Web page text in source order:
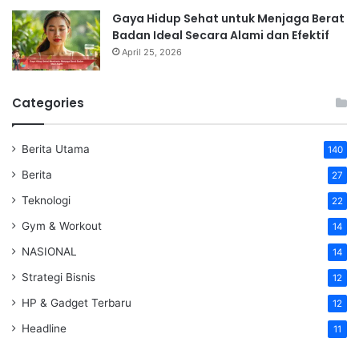
Gaya Hidup Sehat untuk Menjaga Berat
Badan Ideal Secara Alami dan Efektif
April 25, 2026
Categories
Berita Utama 140
Berita 27
Teknologi 22
Gym & Workout 14
NASIONAL 14
Strategi Bisnis 12
HP & Gadget Terbaru 12
Headline 11